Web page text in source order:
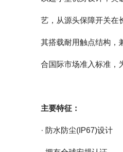
艺，从源头保障开关在
合国际市场准入标准，
主要特征：
· 防水防尘(IP67)设计